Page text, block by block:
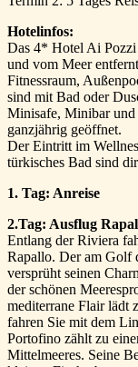
Hotelinfos:
Das 4* Hotel Ai
und vom Meer
Fitnessraum,
sind mit Bad oder
Minisafe, Minibar
ganzjährig geöffnet.
Der Eintritt im
türkisches Bad sind
1. Tag: Anreise
2.Tag: Ausflug
Entlang der Riviera
Rapallo. Der am Golf
versprüht seinen
der schönen
mediterrane Flair lädt
fahren Sie mit dem
Portofino zählt zu
Mittelmeeres. Seine